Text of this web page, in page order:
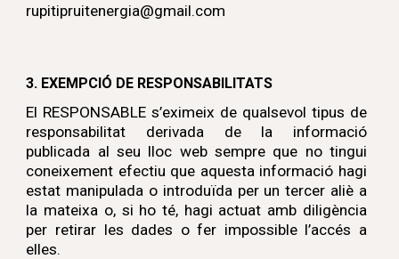
rupitipruitenergia@gmail.com
3. EXEMPCIÓ DE RESPONSABILITATS
El RESPONSABLE s’eximeix de qualsevol tipus de
responsabilitat derivada de la informació
publicada al seu lloc web sempre que no tingui
coneixement efectiu que aquesta informació hagi
estat manipulada o introduïda per un tercer aliè a
la mateixa o, si ho té, hagi actuat amb diligència
per retirar les dades o fer impossible l’accés a
elles.